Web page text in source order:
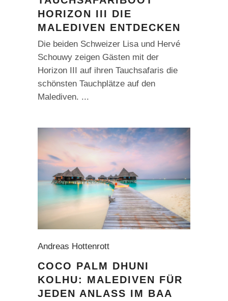
HORIZON III DIE
MALEDIVEN ENTDECKEN
Die beiden Schweizer Lisa und Hervé
Schouwy zeigen Gästen mit der
Horizon III auf ihren Tauchsafaris die
schönsten Tauchplätze auf den
Malediven.
Andreas Hottenrott
COCO PALM DHUNI
KOLHU: MALEDIVEN FÜR
JEDEN ANLASS IM BAA